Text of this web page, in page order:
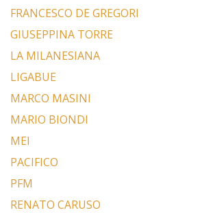
FRANCESCO DE GREGORI
GIUSEPPINA TORRE
LA MILANESIANA
LIGABUE
MARCO MASINI
MARIO BIONDI
MEI
PACIFICO
PFM
RENATO CARUSO